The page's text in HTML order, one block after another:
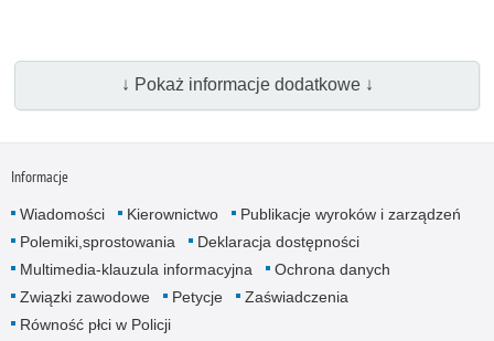
↓ Pokaż informacje dodatkowe ↓
Informacje
Wiadomości Kierownictwo
Publikacje wyro­ków i zarządzeń
Polemiki,sprostowania
Deklaracja dostępności
Multimedia-klauzula informacyjna
Ochrona danych
Związki zawodowe
Petycje
Zaświadczenia
Równość płci w Policji